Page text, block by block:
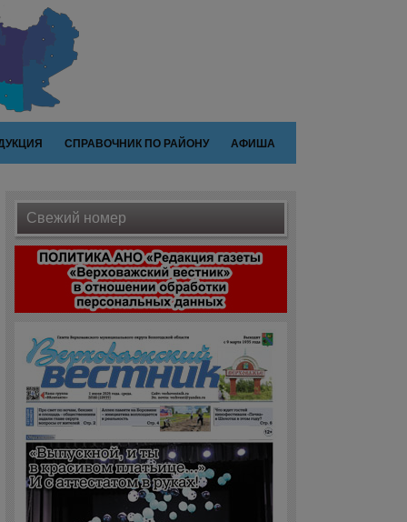
СПРАВОЧНИК ПО РАЙОНУ АФИША
Свежий номер